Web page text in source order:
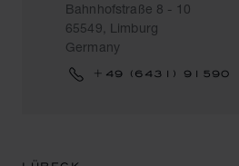
Bahnhofstraße 8 - 10
65549, Limburg
Germany
+49 (6431) 91590